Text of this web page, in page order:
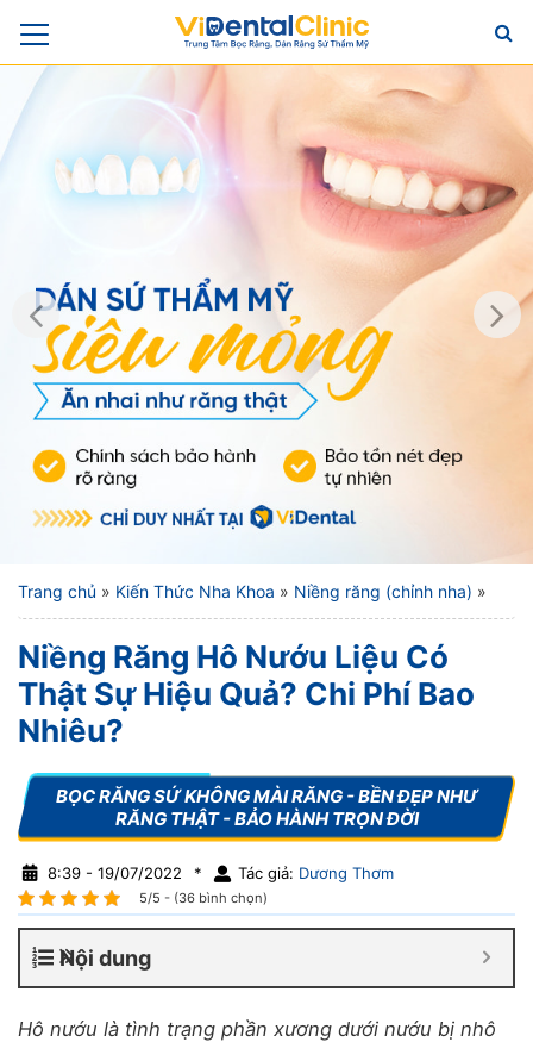
Trang chủ » Kiến Thức Nha Khoa » Niềng răng (chỉnh nha) »
Niềng Răng Hô Nướu Liệu Có
Thật Sự Hiệu Quả? Chi Phí Bao
Nhiêu?
8:39 - 19/07/2022 * Tác giả: Dương Thơm
5/5 - (36 bình chọn)
Nội dung
Hô nướu là tình trạng phần xương dưới nướu bị nhô